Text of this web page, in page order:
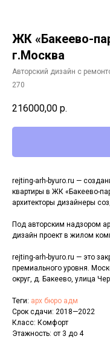
ЖК «Бакеево-
г.Москва
Авторский дизайн с
270
216000,00 р.
rejting-arh-byuro.ru —
квартиры в ЖК «Бакеево-
архитекторы дизайнеры
Под авторским надзором
дизайн проект в жилом
rejting-arh-byuro.ru — это
премиального уровня.
округ, д. Бакеево, улица
Теги: арх бюро адм
Срок сдачи: 2018—2022
Класс: Комфорт
Этажность: от 3 до 4